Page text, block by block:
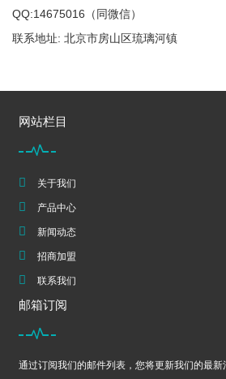
QQ:14675016（同微信）
联系地址: 北京市房山区琉璃河镇
网站栏目
关于我们
产品中心
新闻动态
招商加盟
联系我们
邮箱订阅
通过订阅我们的邮件列表，您将更新我们的最新